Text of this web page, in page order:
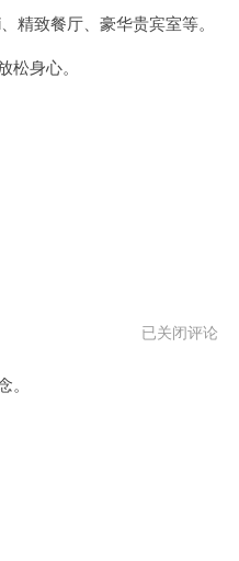
官
方
致餐厅、豪华贵宾室等。
身心。
白
月
已关闭评论